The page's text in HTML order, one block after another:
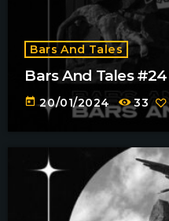
Bars And Tales
Bars And Tales #24
today 20/01/2024 33